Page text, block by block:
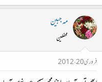
مہ جبین
محفلین
فروری 20، 2012